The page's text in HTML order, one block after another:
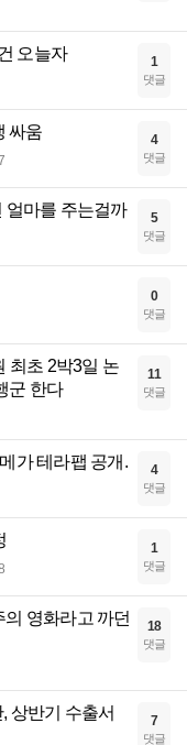
오늘자 1
댓글
싸움 4
댓글
얼마를 주는걸까 5
댓글
0
댓글
최초 2박3일 논
군 한다
11
댓글
가 테라팹 공개. 4
댓글
1
댓글
영화라고 까던
18
댓글
상반기 수출서
7
댓글